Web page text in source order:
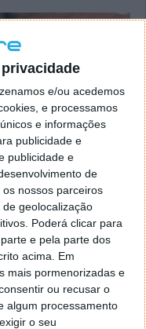
e/ou acedemos
e processamos
e informações
publicidade e
publicidade e
de
nossos parceiros
geolocalização
Poderá clicar para
e pela parte dos
acima. Em
mais pormenorizadas e
ou recusar o
algum processamento
o seu